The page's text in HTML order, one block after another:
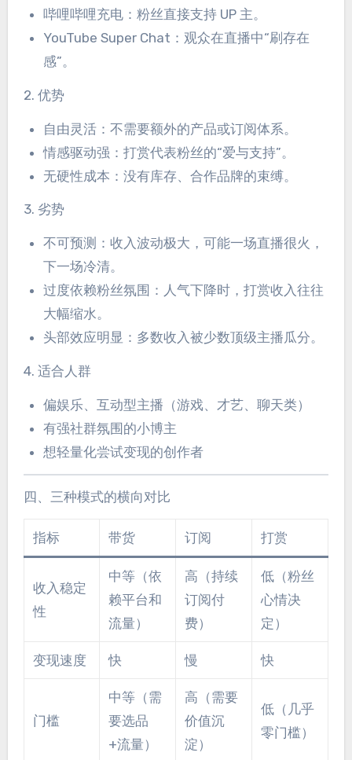
哔哩哔哩充电：粉丝直接支持 UP 主。
YouTube Super Chat：观众在直播中“刷存在
感”。
2. 优势
自由灵活：不需要额外的产品或订阅体系。
情感驱动强：打赏代表粉丝的“爱与支持”。
无硬性成本：没有库存、合作品牌的束缚。
3. 劣势
不可预测：收入波动极大，可能一场直播很火，
下一场冷清。
过度依赖粉丝氛围：人气下降时，打赏收入往往
大幅缩水。
头部效应明显：多数收入被少数顶级主播瓜分。
4. 适合人群
偏娱乐、互动型主播（游戏、才艺、聊天类）
有强社群氛围的小博主
想轻量化尝试变现的创作者
四、三种模式的横向对比
指标 带货 订阅 打赏
收入稳定
性
中等（依
赖平台和
流量）
高（持续
订阅付
费）
低（粉丝
心情决
定）
变现速度 快 慢 快
门槛
中等（需
要选品
+流量）
高（需要
价值沉
淀）
低（几乎
零门槛）